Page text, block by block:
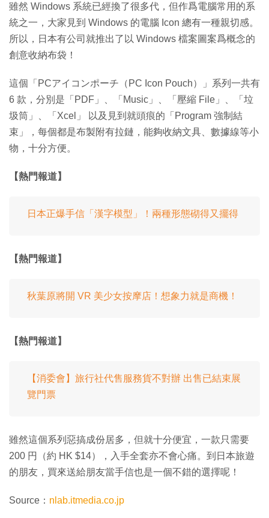
雖然 Windows 系統已經換了很多代，但作爲電腦常用的系
統之一，大家見到 Windows 的電腦 Icon 總有一種親切感。
所以，日本有公司就推出了以 Windows 檔案圖案爲概念的
創意收納布袋！
這個「PCアイコンポーチ（PC Icon Pouch）」系列一共有
6 款，分別是「PDF」、「Music」、「壓縮 File」、「垃
圾筒」、「Xcel」 以及見到就頭痕的「Program 強制結
束」，每個都是布製附有拉鏈，能夠收納文具、數據線等小
物，十分方便。
【熱門報道】
日本正爆手信「漢字模型」！兩種形態砌得又擺得
【熱門報道】
秋葉原將開 VR 美少女按摩店！想象力就是商機！
【熱門報道】
【消委會】旅行社代售服務貨不對辦 出售已結束展
覽門票
雖然這個系列惡搞成份居多，但就十分便宜，一款只需要
200 円（約 HK $14），入手全套亦不會心痛。到日本旅遊
的朋友，買來送給朋友當手信也是一個不錯的選擇呢！
Source： nlab.itmedia.co.jp